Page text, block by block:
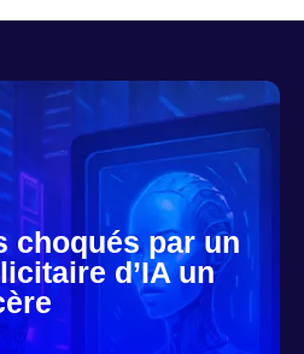
choqués par un
d’IA un